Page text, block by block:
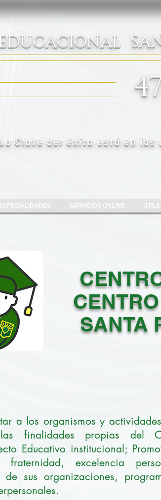
Clave del éxito está en
ESPECIALIDADES SERVICIOS ONLINE
SANTA
a los organismos y
finalidades propias del
Educativo institucional;
excelencia
sus organizaciones,